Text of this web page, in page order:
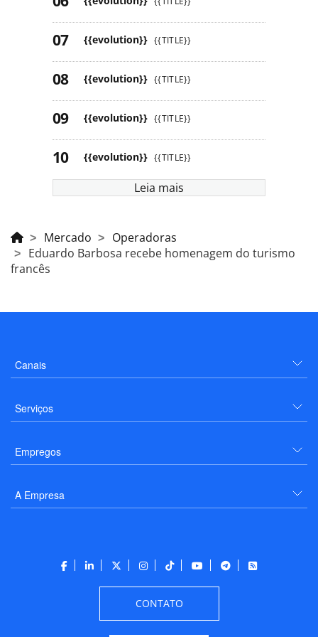
{{evolution}} {{TITLE}}
{{evolution}} {{TITLE}}
{{evolution}} {{TITLE}}
{{evolution}} {{TITLE}}
Leia mais
Mercado
Operadoras
Eduardo Barbosa recebe homenagem do turismo
francês
Canais
Serviços
Empregos
A Empresa
CONTATO